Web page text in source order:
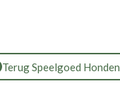
Terug Speelgoed Honden